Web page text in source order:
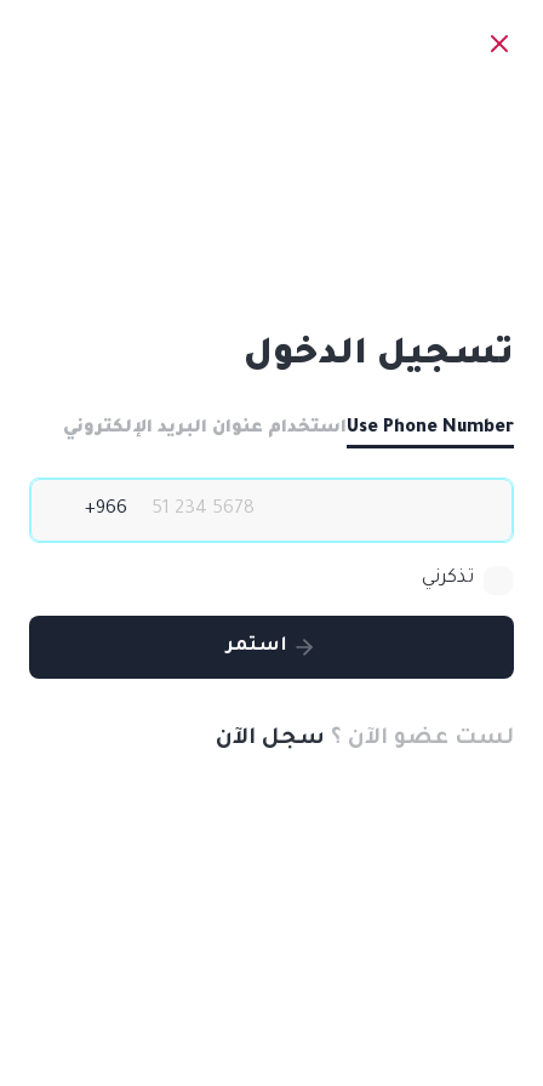
تسجيل الدخول
Use Phone Numberاستخدام عنوان البريد الإلكتروني
تذكرني
استمر
لست عضو الآن ؟ سجل الآن